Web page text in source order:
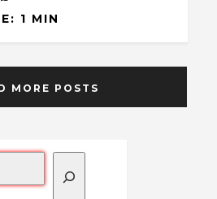
1 MIN
MORE POSTS